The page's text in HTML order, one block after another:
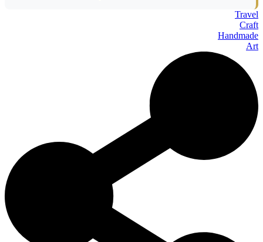
Travel
Craft
Handmade
Art